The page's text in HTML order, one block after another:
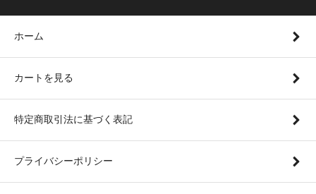
ホーム
カートを見る
特定商取引法に基づく表記
プライバシーポリシー